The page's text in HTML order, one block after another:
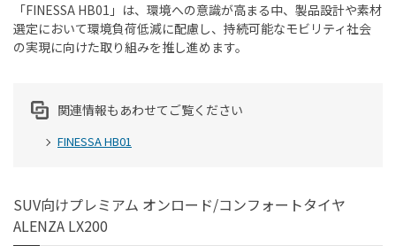
「FINESSA HB01」は、環境への意識が高まる中、製品設計や素材
選定において環境負荷低減に配慮し、持続可能なモビリティ社会
の実現に向けた取り組みを推し進めます。
関連情報もあわせてご覧ください
FINESSA HB01
SUV向けプレミアム オンロード/コンフォートタイヤ
ALENZA LX200